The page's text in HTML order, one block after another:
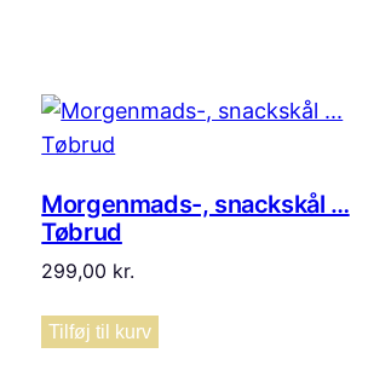
Morgenmads-, snackskål …
Tøbrud
299,00 kr.
Tilføj til kurv